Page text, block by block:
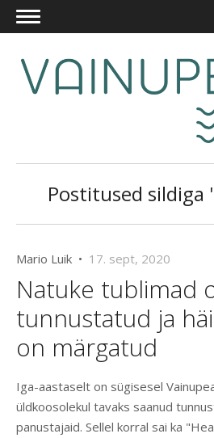
Postitused sildiga
Mario Luik • 17. sept, 2020
Natuke tublimad
tunnustatud ja
on märgatud
Iga-aastaselt on sügisesel
üldkoosolekul tavaks saanud
panustajaid. Sellel korral sai ka